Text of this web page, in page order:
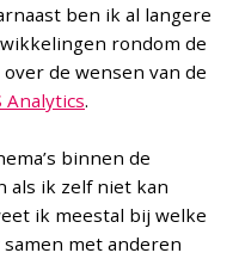
ben ik al langere
rondom de
de wensen van de
Analytics.
binnen de
als ik zelf niet kan
ik meestal bij welke
met anderen